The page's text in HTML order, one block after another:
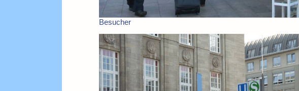
Besucher